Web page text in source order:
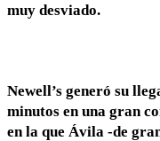
muy desviado.
Newell’s generó su
minutos en una gran
en la que Ávila -de